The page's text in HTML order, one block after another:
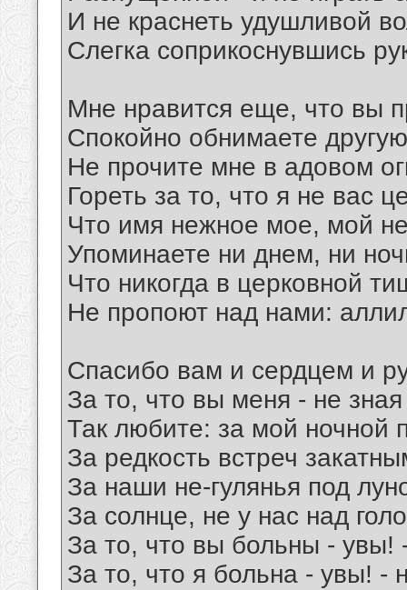
И не краснеть удушливой
Слегка соприкоснувшись
Мне нравится еще, что вы
Спокойно обнимаете
Не прочите мне в адовом
Гореть за то, что я не вас
Что имя нежное мое, мой
Упоминаете ни днем, ни
Что никогда в церковной
Не пропоют над нами:
Спасибо вам и сердцем и
За то, что вы меня - не
Так любите: за мой ночной
За редкость встреч
За наши не-гулянья под
За солнце, не у нас над
За то, что вы больны - увы!
За то, что я больна - увы! -